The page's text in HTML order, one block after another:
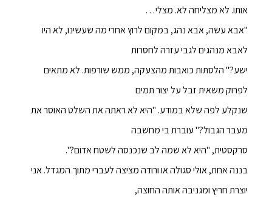
אותו. לא מצליחה לא. מצלי…
"אבא עשה, אבא נהג, במקום לרוץ אחרי מה שעשינו, לא היו
לאבא מנהגים לגבי עזרה לחסרות
ישע?" הלסתות כואבות מהצעקה, ממש שורפות. לא מתאים
לפרוק משאית זבל על יצור תמים
שנקלע לפה שלא במודע. "היא לא ראתה את השלט האוסר את
מעבר הגבול?" עוברת בי מחשבה
סרקסטית, "היא לא שמה לב שנכנסה לשטח אדום?".
בננה אחת, אולי סגולה או ורודה מציצה לעברי מתוך המגדל. אני
יוצרת חריץ ומגניבה אותה החוצה,